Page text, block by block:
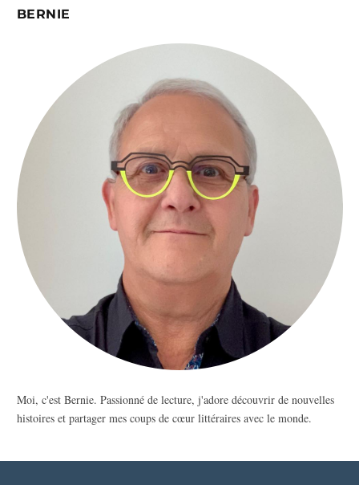
BERNIE
Moi, c'est Bernie. Passionné de lecture, j'adore découvrir de nouvelles
histoires et partager mes coups de cœur littéraires avec le monde.